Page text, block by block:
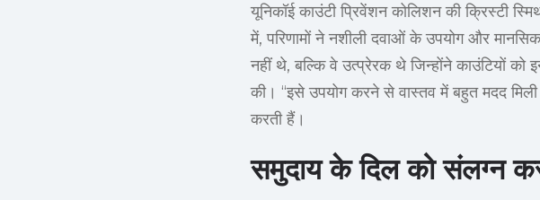
यूनिकॉई काउंटी प्रिवेंशन कोलिशन की क्रिस्टी
में, परिणामों ने नशीली दवाओं के उपयोग और
नहीं थे, बल्कि वे उत्प्रेरक थे जिन्होंने काउंटियों को
की। “इसे उपयोग करने से वास्तव में बहुत मदद
करती हैं।
समुदाय के दिल को संलग्न